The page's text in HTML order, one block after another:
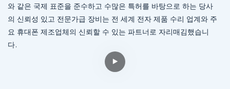
와 같은 국제 표준을 준수하고 수많은 특허를 바탕으로 하는 당사
의 신뢰성 있고 전문가급 장비는 전 세계 전자 제품 수리 업계와 주
요 휴대폰 제조업체의 신뢰할 수 있는 파트너로 자리매김했습니
다.